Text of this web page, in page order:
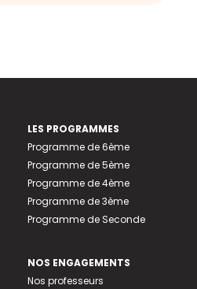
LES PROGRAMMES
Programme de 6ème
Programme de 5ème
Programme de 4ème
Programme de 3ème
Programme de Seconde
NOS ENGAGEMENTS
Nos professeurs